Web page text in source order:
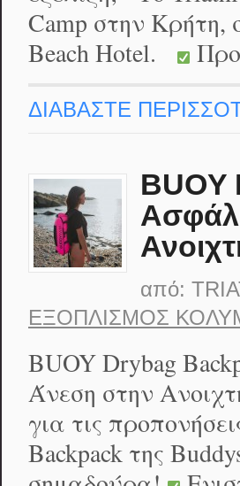
Camp στην Κρήτη,
Beach Hotel.
ΔΙΑΒΑΣΤΕ
από:
ΕΞΟΠΛΙΣΜΌΣ
BUOY Drybag
Άνεση στην
για τις
Backpack της